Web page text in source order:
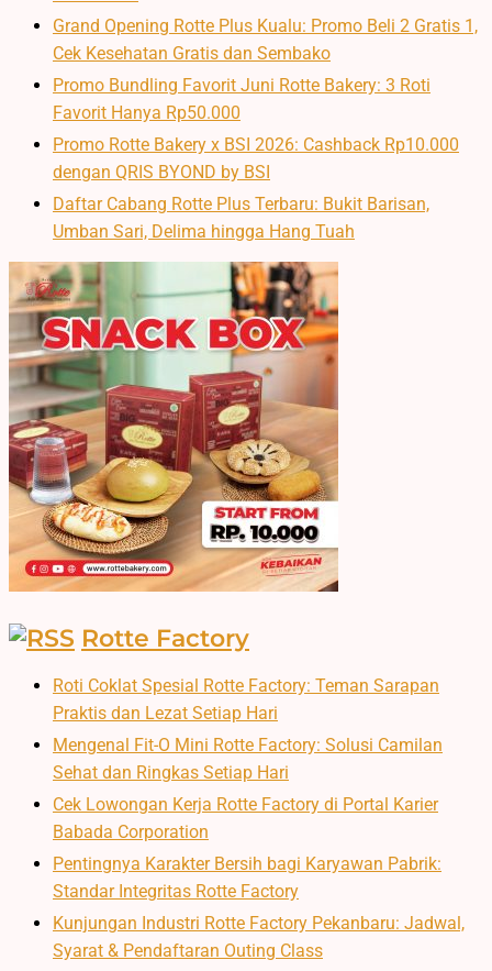
Grand Opening Rotte Plus Kualu: Promo Beli 2 Gratis 1,
Cek Kesehatan Gratis dan Sembako
Promo Bundling Favorit Juni Rotte Bakery: 3 Roti
Favorit Hanya Rp50.000
Promo Rotte Bakery x BSI 2026: Cashback Rp10.000
dengan QRIS BYOND by BSI
Daftar Cabang Rotte Plus Terbaru: Bukit Barisan,
Umban Sari, Delima hingga Hang Tuah
Rotte Factory
Roti Coklat Spesial Rotte Factory: Teman Sarapan
Praktis dan Lezat Setiap Hari
Mengenal Fit-O Mini Rotte Factory: Solusi Camilan
Sehat dan Ringkas Setiap Hari
Cek Lowongan Kerja Rotte Factory di Portal Karier
Babada Corporation
Pentingnya Karakter Bersih bagi Karyawan Pabrik:
Standar Integritas Rotte Factory
Kunjungan Industri Rotte Factory Pekanbaru: Jadwal,
Syarat & Pendaftaran Outing Class